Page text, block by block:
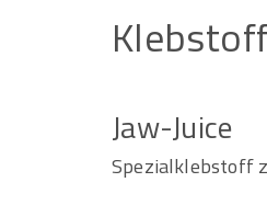
Jaw-Juice
Spezialklebstoff